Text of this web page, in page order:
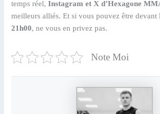
temps réel,Instagram et X d’Hexagone
meilleurs alliés. Et si vous pouvez être devant
21h00, ne vous en privez pas.
Note Moi